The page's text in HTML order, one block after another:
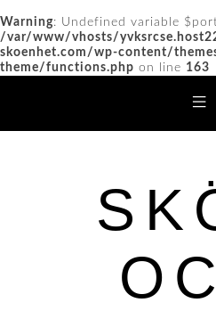
Warning: Undefined variable
/var/www/vhosts/
skoenhet.com/wp-content/
theme/functions.php on line 163